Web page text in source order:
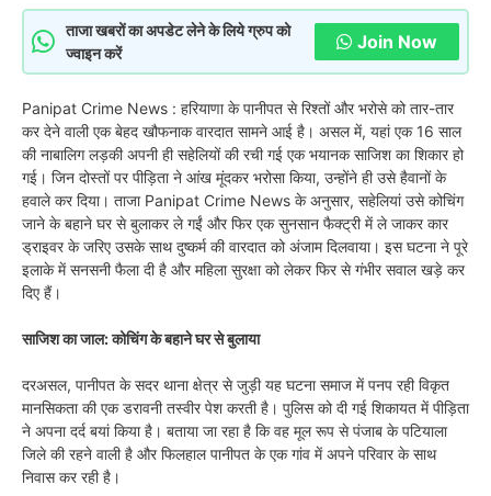
ताजा खबरों का अपडेट लेने के लिये ग्रुप को
ज्वाइन करें
Join Now
Panipat Crime News : हरियाणा के पानीपत से रिश्तों और भरोसे को तार-तार
कर देने वाली एक बेहद खौफनाक वारदात सामने आई है। असल में, यहां एक 16 साल
की नाबालिग लड़की अपनी ही सहेलियों की रची गई एक भयानक साजिश का शिकार हो
गई। जिन दोस्तों पर पीड़िता ने आंख मूंदकर भरोसा किया, उन्होंने ही उसे हैवानों के
हवाले कर दिया। ताजा Panipat Crime News के अनुसार, सहेलियां उसे कोचिंग
जाने के बहाने घर से बुलाकर ले गईं और फिर एक सुनसान फैक्ट्री में ले जाकर कार
ड्राइवर के जरिए उसके साथ दुष्कर्म की वारदात को अंजाम दिलवाया। इस घटना ने पूरे
इलाके में सनसनी फैला दी है और महिला सुरक्षा को लेकर फिर से गंभीर सवाल खड़े कर
दिए हैं।
साजिश का जाल: कोचिंग के बहाने घर से बुलाया
दरअसल, पानीपत के सदर थाना क्षेत्र से जुड़ी यह घटना समाज में पनप रही विकृत
मानसिकता की एक डरावनी तस्वीर पेश करती है। पुलिस को दी गई शिकायत में पीड़िता
ने अपना दर्द बयां किया है। बताया जा रहा है कि वह मूल रूप से पंजाब के पटियाला
जिले की रहने वाली है और फिलहाल पानीपत के एक गांव में अपने परिवार के साथ
निवास कर रही है।